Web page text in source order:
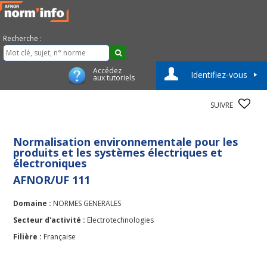
Recherche :
Accédez
aux tutoriels Identifiez-vous
SUIVRE
Normalisation environnementale pour les
produits et les systèmes électriques et
électroniques
AFNOR/UF 111
Domaine : NORMES GENERALES
Secteur d'activité : Electrotechnologies
Filière : Française